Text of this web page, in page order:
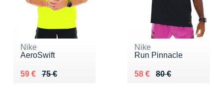
Nike
AeroSwift
75 €
Au lieu de 75 €
59 €
Vendu 59 €
Nike
Run Pinnacle
80 €
Au lieu de 80 €
58 €
Vendu 58 €